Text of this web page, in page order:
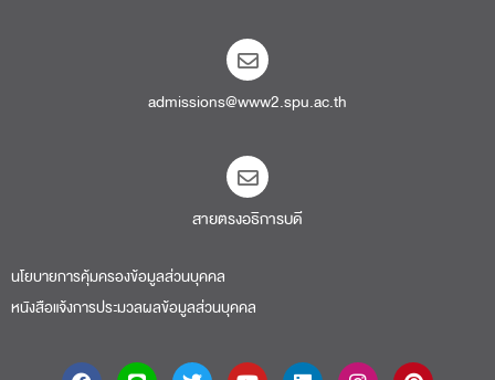
admissions@www2.spu.ac.th
สายตรงอธิการบดี​
นโยบายการคุ้มครองข้อมูลส่วนบุคคล
หนังสือแจ้งการประมวลผลข้อมูลส่วนบุคคล